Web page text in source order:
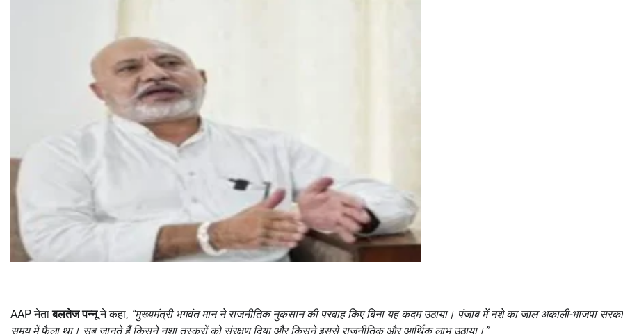
AAP नेताबलतेज पन्नूने कहा, “मुख्यमंत्री भगवंत मान ने राजनीतिक नुकसान की परवाह किए बिना यह कदम उठाया। पंजाब में नशे का जाल अकाली-भाजपा
समय में फैला था। सब जानते हैं किसने नशा तस्करों को संरक्षण दिया और किसने इससे राजनीतिक और आर्थिक लाभ उठाया।”